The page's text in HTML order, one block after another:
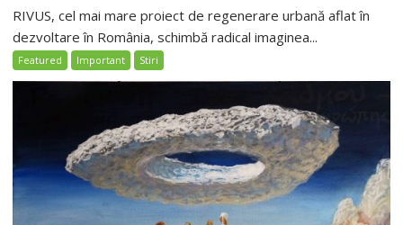
RIVUS, cel mai mare proiect de regenerare urbană aflat în
dezvoltare în România, schimbă radical imaginea...
Featured Important Stiri